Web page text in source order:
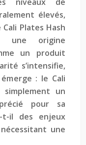
élevés,
Plates Hash
une origine
un produit
s’intensifie,
: le Cali
un
pour sa
t-il des enjeux
une